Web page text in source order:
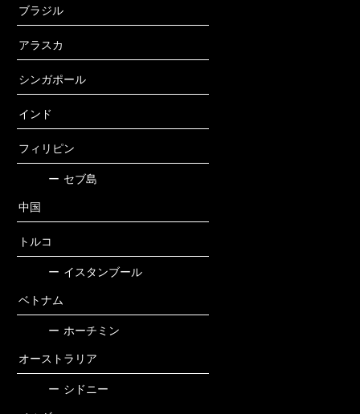
ブラジル
アラスカ
シンガポール
インド
フィリピン
ー セブ島
中国
トルコ
ー イスタンブール
ベトナム
ー ホーチミン
オーストラリア
ー シドニー